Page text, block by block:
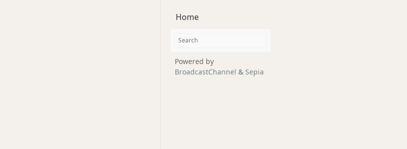
Home
Powered by
BroadcastChannel & Sepia